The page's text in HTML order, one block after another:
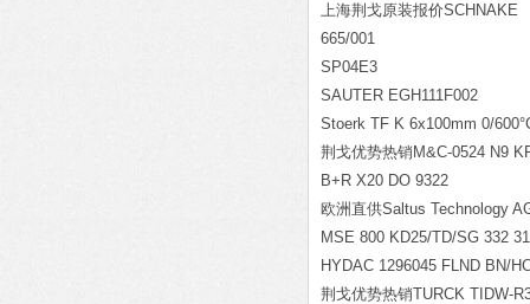
上海荆戈原装报价SCHNAKE
665/001
SP04E3
SAUTER EGH111F002
Stoerk TF K 6x100mm 0/
荆戈优势热销M&C-0524 N9
B+R X20 DO 9322
欧洲直供Saltus Technology
MSE 800 KD25/TD/SG 332
HYDAC 1296045 FLND BN/
荆戈优势热销TURCK TIDW-